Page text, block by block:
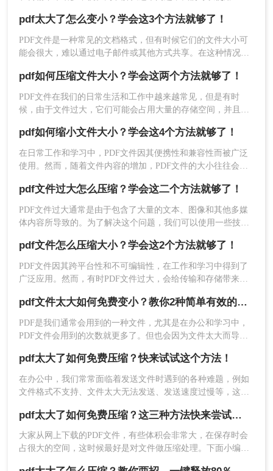
2、然后勾选【添加最近打开的文件】，下方就会出
点击【存储】按钮。
3、在存储预设面板中，调整图像品质，先选择左侧
的【压缩】，再点击图片品质，设为【最低】，最
后点击【存储PDF】。
的方法。
pdf太大了怎么变小？学会这3个方法就够了！
PDF文件是一种常见的文档格式，但有时候它们的文件大小可
能会很大，难以通过电子邮件或其他方式共享。在这种情况
大了怎么变小吧。
pdf如何压缩文件大小？学会这两个方法就够了！
PDF文件在我们的日常生活和工作中越来越常见，但是有时
候，由于文件过大，它们可能会占用大量的存储空间，并且不
小其大小。下面是一篇关于如何压缩PDF文件大小的文章，希
望对您有所帮助。
pdf如何缩小文件大小？学会这4个方法就够了！
在日常工作和学习中，PDF文件因其便携性和兼容性而被广泛
使用。然而，随着文件内容的增加，PDF文件的大小往往会变
的困难。那么pdf如何缩小文件大小呢？本文将介绍四种简单实
用的方法，帮助您在保持文件质量的同时减小PDF文件的大
小。
pdf文件过大怎么压缩？学会这二个方法就够了！
PDF文件过大通常是由于包含了大量的文本、图像和其他多媒
体内容所导致的。为了解决这个问题，我们可以使用一些技术
介绍一些常见的pdf文件过大怎么压缩方法。
pdf文件怎么压缩大小？学会这2个方法就够了！
PDF文件因其跨平台性和不可编辑性，在工作和学习中得到了
广泛应用。然而，有时PDF文件过大，会给传输和存储带来不
件大小的方法，帮助用户轻松减小PDF文件的大小。
pdf文件太大如何免费变小？教你2种简单有效的免费方法，学会很方便
PDF是我们通常会用到的一种文件，尤其是在办公和学习中，
PDF文件会用到的次数就更多了。但也会因为文件太大而导致
应的PDF文件可以通过压缩操作来减少。那么，你知道PDF文
件太大了，pdf文件太大如何免费变小？不知道的朋友记得跟着
小编学习pdf压缩哦。
pdf太大了如何免费压缩？快来试试这个方法！
​在办公中，我们常常面临着发送文件时遇到的各种难题，例如
文件格式不支持、文件太大无法发送、发送速度过慢等，这些
办法，比如当我们遇到PDF文件太大的情况时，我们可以利用
合适的软件和方法很好地解决。下面一起看看pdf太大了如何免
费压缩​吧。
pdf太大了如何免费压缩？这三种方法快来尝试下吧！
大家从网上下载的PDF文件，有些体积会非常大，在保存时会
占很大的空间，这时候最好是对文件做压缩处理。下面小编就